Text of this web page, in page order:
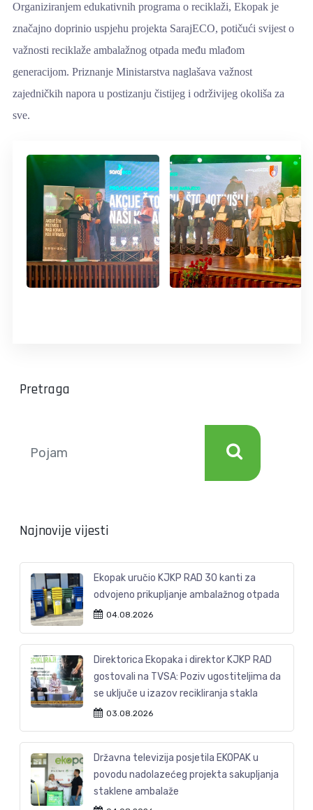
Organiziranjem edukativnih programa o reciklaži, Ekopak je
značajno doprinio uspjehu projekta SarajECO, potičući svijest o
važnosti reciklaže ambalažnog otpada među mlađom
generacijom. Priznanje Ministarstva naglašava važnost
zajedničkih napora u postizanju čistijeg i održivijeg okoliša za
sve.
Pretraga
Najnovije vijesti
Ekopak uručio KJKP RAD 30 kanti za
odvojeno prikupljanje ambalažnog otpada
04.08.2026
Direktorica Ekopaka i direktor KJKP RAD
gostovali na TVSA: Poziv ugostiteljima da
se uključe u izazov recikliranja stakla
03.08.2026
Državna televizija posjetila EKOPAK u
povodu nadolazećeg projekta sakupljanja
staklene ambalaže